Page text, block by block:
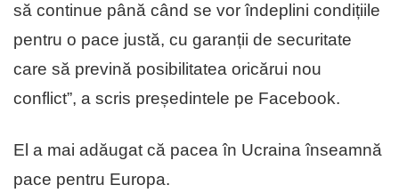
să continue până când se vor îndeplini condițiile
pentru o pace justă, cu garanții de securitate
care să prevină posibilitatea oricărui nou
conflict”, a scris președintele pe Facebook.
El a mai adăugat că pacea în Ucraina înseamnă
pace pentru Europa.